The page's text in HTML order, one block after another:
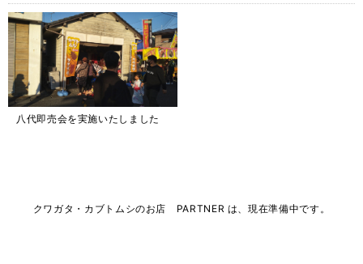
八代即売会を実施いたしました
クワガタ・カブトムシのお店 PARTNER は、現在準備中です。